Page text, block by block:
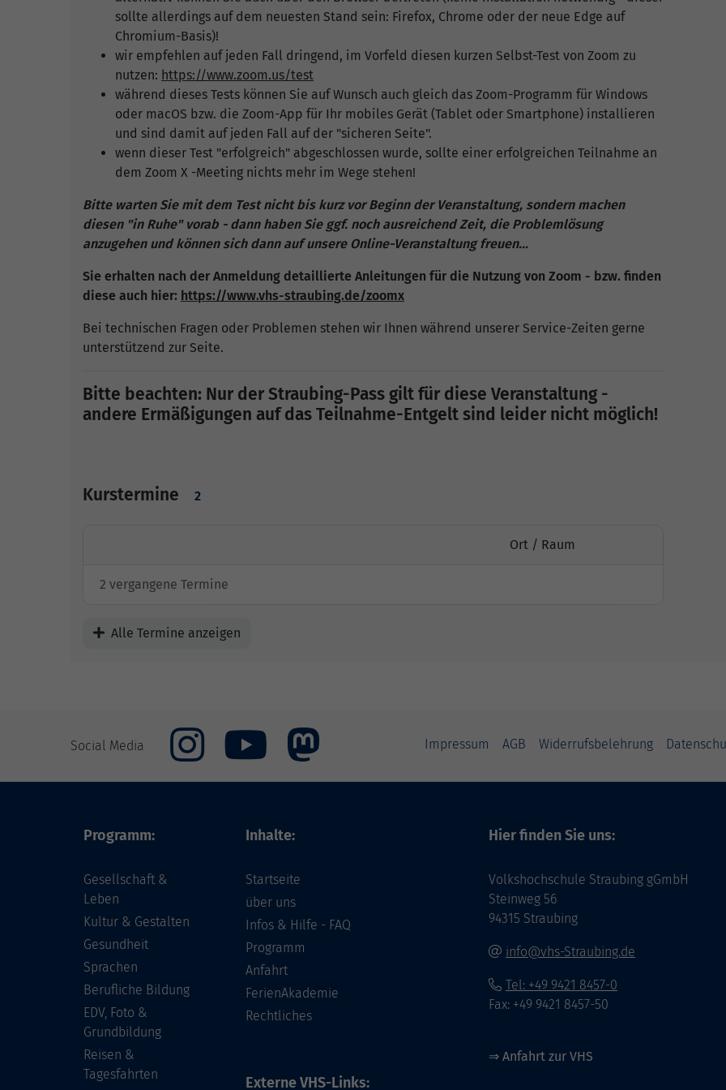
sollte allerdings auf dem neuesten Stand sein: Firefox, Chrome oder der neue Edge auf
Chromium-Basis)!
wir empfehlen auf jeden Fall dringend, im Vorfeld diesen kurzen Selbst-Test von Zoom zu
nutzen: https://www.zoom.us/test
während dieses Tests können Sie auf Wunsch auch gleich das Zoom-Programm für Windows
oder macOS bzw. die Zoom-App für Ihr mobiles Gerät (Tablet oder Smartphone) installieren
und sind damit auf jeden Fall auf der "sicheren Seite".
wenn dieser Test "erfolgreich" abgeschlossen wurde, sollte einer erfolgreichen Teilnahme an
dem Zoom X -Meeting nichts mehr im Wege stehen!
Bitte warten Sie mit dem Test nicht bis kurz vor Beginn der Veranstaltung, sondern machen
diesen "in Ruhe" vorab - dann haben Sie ggf. noch ausreichend Zeit, die Problemlösung
anzugehen und können sich dann auf unsere Online-Veranstaltung freuen...
Sie erhalten nach der Anmeldung detaillierte Anleitungen für die Nutzung von Zoom - bzw. finden
diese auch hier: https://www.vhs-straubing.de/zoomx
Bei technischen Fragen oder Problemen stehen wir Ihnen während unserer Service-Zeiten gerne
unterstützend zur Seite.
Bitte beachten: Nur der Straubing-Pass gilt für diese Veranstaltung -
andere Ermäßigungen auf das Teilnahme-Entgelt sind leider nicht möglich!
Kurstermine 2
Ort / Raum
2 vergangene Termine
Alle Termine anzeigen
Social Media Impressum AGB Widerrufsbelehrung
Programm:
Gesellschaft &
Leben
Kultur & Gestalten
Gesundheit
Sprachen
Berufliche Bildung
EDV, Foto &
Grundbildung
Reisen &
Tagesfahrten
Inhalte:
Startseite
über uns
Infos & Hilfe - FAQ
Programm
Anfahrt
FerienAkademie
Rechtliches
Externe VHS-Links:
Hier finden Sie uns:
Volkshochschule Straubing gGmbH
Steinweg 56
94315 Straubing
info@vhs-Straubing.de
Tel: +49 9421 8457-0
Fax: +49 9421 8457-50
⇒ Anfahrt zur VHS